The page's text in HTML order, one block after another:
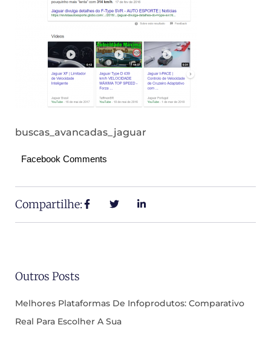
buscas_avancadas_jaguar
Facebook Comments
Compartilhe:
Outros Posts
Melhores Plataformas De Infoprodutos: Comparativo
Real Para Escolher A Sua